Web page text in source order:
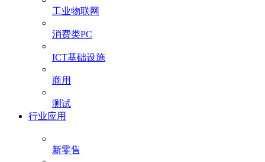
工业物联网
消费类PC
ICT基础设施
商用
测试
行业应用
新零售